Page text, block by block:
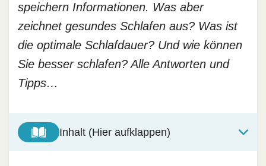
speichern Informationen. Was aber
zeichnet gesundes Schlafen aus? Was ist
die optimale Schlafdauer? Und wie können
Sie besser schlafen? Alle Antworten und
Tipps…
Inhalt (Hier aufklappen)